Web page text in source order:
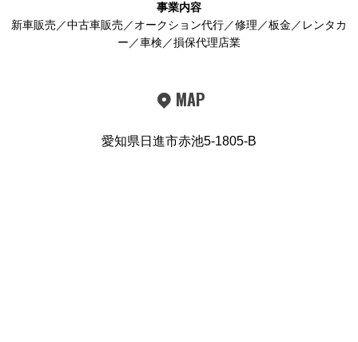
事業内容
新車販売／中古車販売／オークション代行／修理／板金／レンタカ
ー／車検／損保代理店業
MAP
愛知県日進市赤池5-1805-B